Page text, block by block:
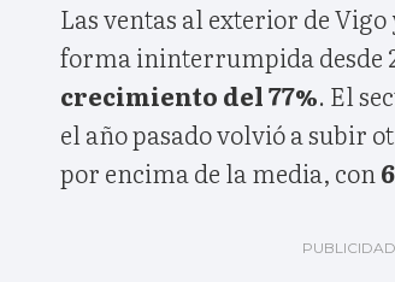
Las ventas al exterior de
forma ininterrumpida desde
crecimiento del 77%. El
el año pasado volvió a subir
por encima de la media, con